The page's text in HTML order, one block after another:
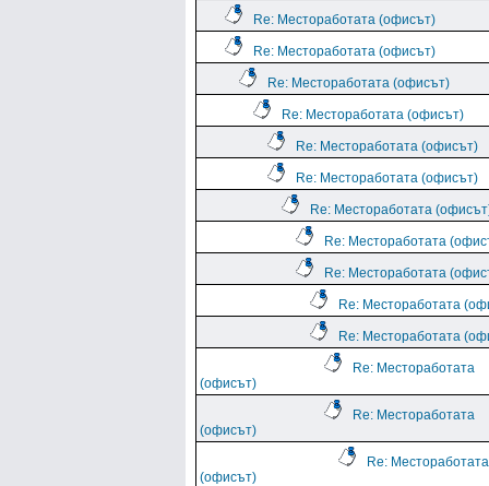
Re: Местоработата (офисът)
Re: Местоработата (офисът)
Re: Местоработата (офисът)
Re: Местоработата (офисът)
Re: Местоработата (офисът)
Re: Местоработата (офисът)
Re: Местоработата
Re: Местоработата
Re: Местоработата
Re: Местоработата
Re: Местоработата
Re: Местоработата
(офисът)
Re: Местоработата
(офисът)
Re: Местоработата
(офисът)